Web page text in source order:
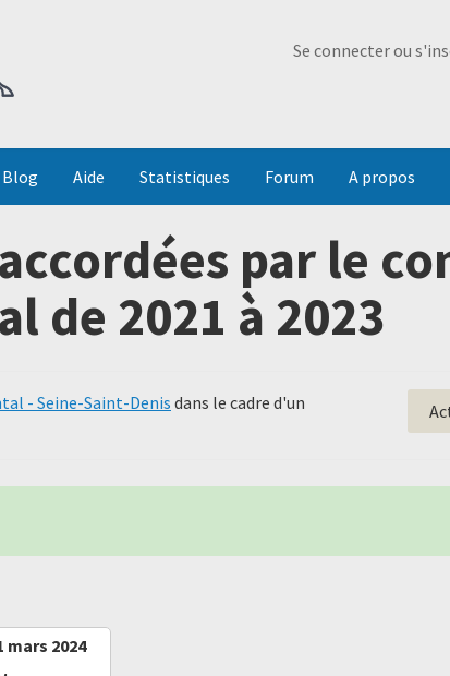
Se connecter ou
Blog Aide Statistiques Forum A propos
par le
de 2021 à 2023
- Seine-Saint-Denis dans le cadre d'un
mars 2024